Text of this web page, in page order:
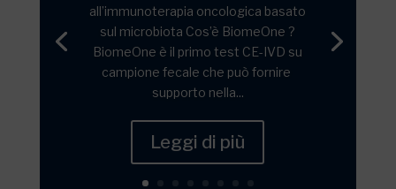
all’immunoterapia oncologica basato
sul microbiota Cos’è BiomeOne ?
BiomeOne è il primo test CE-IVD su
campione fecale che può fornire
supporto nella...
Leggi di più